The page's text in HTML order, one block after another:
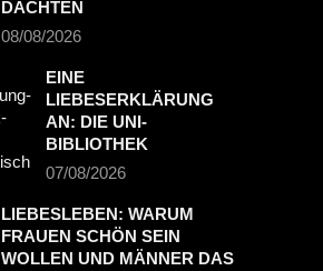
DACHTEN
08/08/2026
EINE
LIEBESERKLÄRUNG
AN: DIE UNI-
BIBLIOTHEK
07/08/2026
LIEBESLEBEN: WARUM
FRAUEN SCHÖN SEIN
WOLLEN UND MÄNNER DAS